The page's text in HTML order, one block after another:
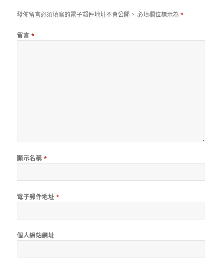
發佈留言必須填寫的電子郵件地址不會公開。 必填欄位標示為*
留言 *
顯示名稱 *
電子郵件地址 *
個人網站網址